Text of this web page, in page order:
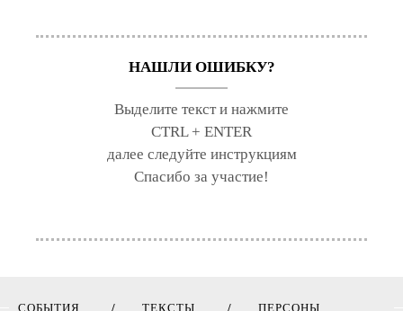
НАШЛИ ОШИБКУ?
Выделите текст и нажмите
CTRL + ENTER
далее следуйте инструкциям
Спасибо за участие!
СОБЫТИЯ ТЕКСТЫ ПЕРСОНЫ